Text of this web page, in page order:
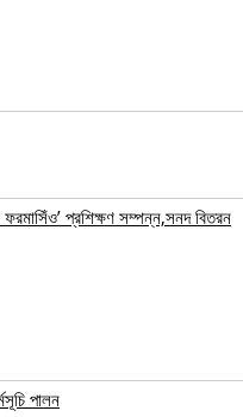
ফরমাসিঁও’ প্রশিক্ষণ সম্পন্ন,সনদ বিতরন
পালন